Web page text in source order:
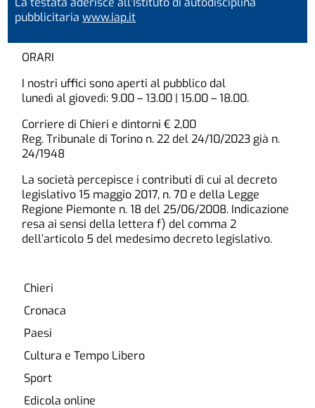
pubblicitariawww.iap.it
ORARI
I nostri uffici sono aperti al pubblico dal
lunedì al giovedì: 9.00 – 13.00 | 15.00 – 18.00.
Corriere di Chieri e dintorni € 2,00
Reg. Tribunale di Torino n. 22 del 24/10/2023 già n.
24/1948
La società percepisce i contributi di cui al decreto
legislativo 15 maggio 2017, n. 70 e della Legge
Regione Piemonte n. 18 del 25/06/2008. Indicazione
resa ai sensi della lettera f) del comma 2
dell’articolo 5 del medesimo decreto legislativo.
Chieri
Cronaca
Paesi
Cultura e Tempo Libero
Sport
Edicola online